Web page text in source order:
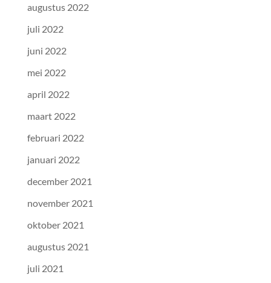
augustus 2022
juli 2022
juni 2022
mei 2022
april 2022
maart 2022
februari 2022
januari 2022
december 2021
november 2021
oktober 2021
augustus 2021
juli 2021